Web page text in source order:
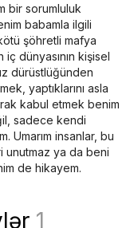
bir sorumluluk
babamla ilgili
şöhretli mafya
dünyasının kişisel
dürüstlüğünden
yaptıklarını asla
kabul etmek benim
sadece kendi
Umarım insanlar, bu
ya da beni
de hikayem.
1